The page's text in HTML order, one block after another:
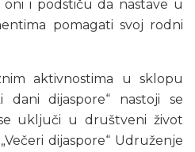
i podstiču da nastave u
pomagati svoj rodni
aktivnostima u sklopu
dani dijaspore“ nastoji se
uključi u društveni život
dijaspore“ Udruženje